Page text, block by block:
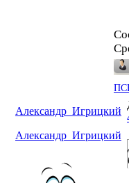
Александр_Игрицкий
Александр_Игрицкий